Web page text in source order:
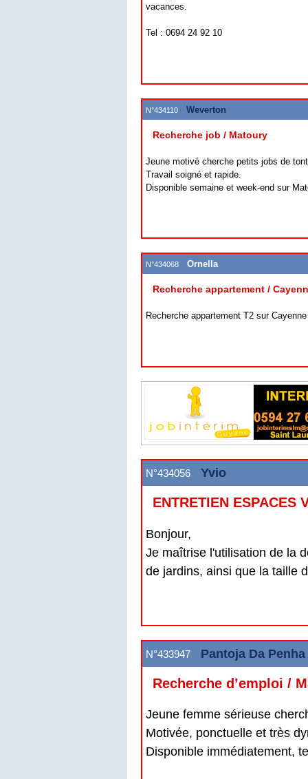
vacances.
Tel : 0694 24 92 10
N°434110 Weverton
Recherche job / Matoury
Jeune motivé cherche petits jobs de
Travail soigné et rapide.
Disponible semaine et week-end sur
N°434068 Ornella
Recherche appartement /
Recherche appartement T2 sur
N°434056 Yvio
ENTRETIEN ESPACES
Bonjour,
Je maîtrise l'utilisation de la
de jardins, ainsi que la taille
N°433947 Pantoja Da Penha
Recherche d’emploi /
Jeune femme sérieuse
Motivée, ponctuelle et très
Disponible immédiatement,